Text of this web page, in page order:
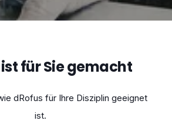
für Sie gemacht
dRofus für Ihre Disziplin geeignet
ist.